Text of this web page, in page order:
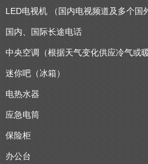
LED电视机 （国内电视频道及多个国
国内、国际长途电话
中央空调（根据天气变化供应冷气或暖
迷你吧（冰箱）
电热水器
应急电筒
保险柜
办公台